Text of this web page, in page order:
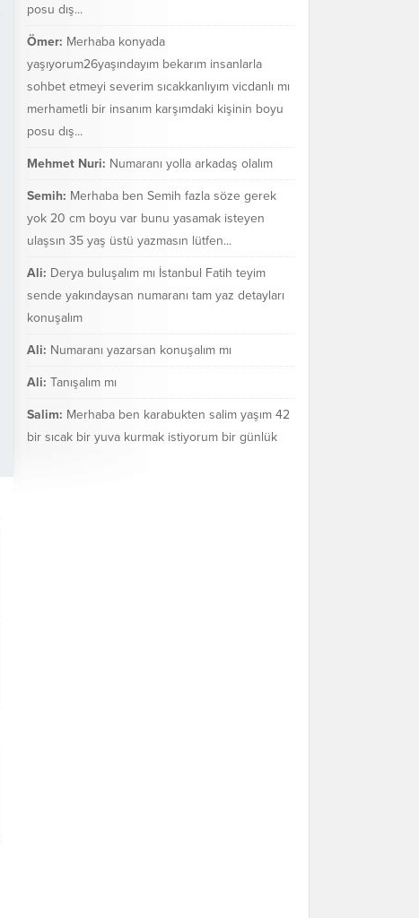
posu dış...
Ömer: Merhaba konyada
yaşıyorum26yaşındayım bekarım insanlarla
sohbet etmeyi severim sıcakkanlıyım vicdanlı mı
merhametli bir insanım karşımdaki kişinin boyu
posu dış...
Mehmet Nuri: Numaranı yolla arkadaş olalım
Semih: Merhaba ben Semih fazla söze gerek
yok 20 cm boyu var bunu yasamak isteyen
ulaşsın 35 yaş üstü yazmasın lütfen...
Ali: Derya buluşalım mı İstanbul Fatih teyim
sende yakındaysan numaranı tam yaz detayları
konuşalım
Ali: Numaranı yazarsan konuşalım mı
Ali: Tanışalım mı
Salim: Merhaba ben karabukten salim yaşım 42
bir sıcak bir yuva kurmak istiyorum bir günlük